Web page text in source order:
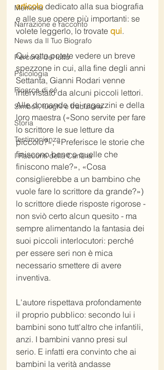
Memoria
Narrazione e racconto
News da Il Tuo Biografo
Percorsi del lutto
Psicologia
Ricerca di sé
Simboli, luoghi e tradizione
Storia
Testimonianza
I Racconti della Cantina
articolo dedicato alla sua biografia
e alle sue opere più importanti: se
volete leggerlo, lo trovate qui.
Qui sotto potete vedere un breve
spezzone in cui, alla fine degli anni
Settanta, Gianni Rodari venne
intervistato da alcuni piccoli lettori.
Alle domande dei ragazzini e della
loro maestra («Sono servite per fare
lo scrittore le sue letture da
piccolo?», «Preferisce le storie che
finiscono bene o quelle che
finiscono male?», «Cosa
consiglierebbe a un bambino che
vuole fare lo scrittore da grande?»)
lo scrittore diede risposte rigorose -
non sviò certo alcun quesito - ma
sempre alimentando la fantasia dei
suoi piccoli interlocutori: perché
per essere seri non è mica
necessario smettere di avere
inventiva.
L'autore rispettava profondamente
il proprio pubblico: secondo lui i
bambini sono tutt'altro che infantili,
anzi. I bambini vanno presi sul
serio. E infatti era convinto che ai
bambini la verità andasse